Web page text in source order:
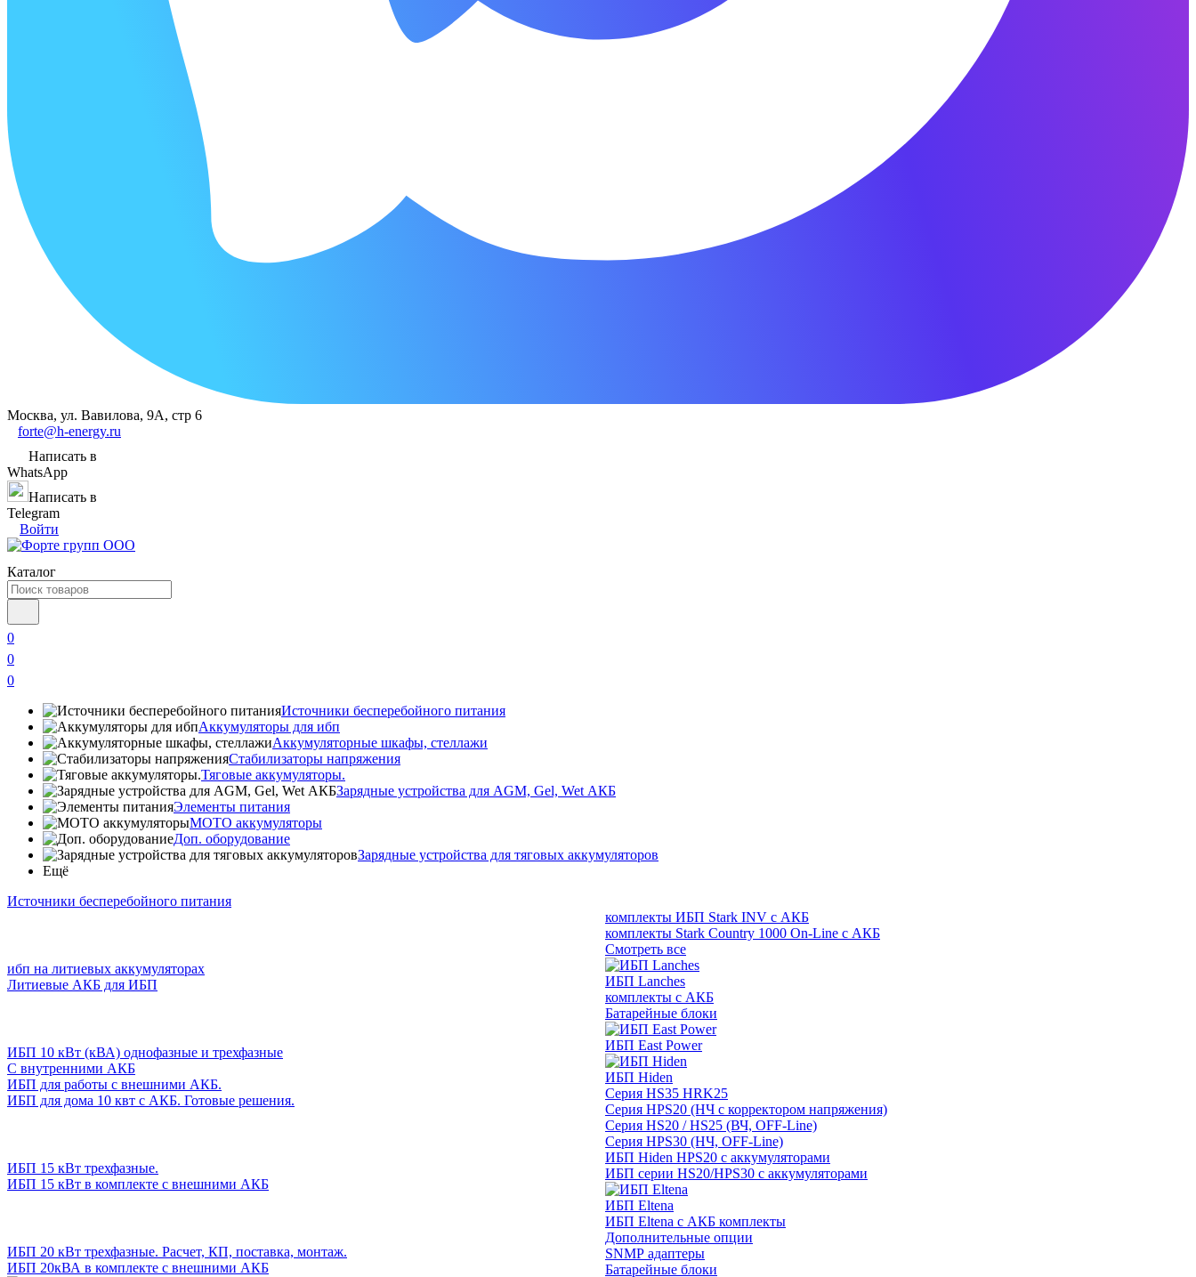
Москва, ул. Вавилова, 9А, стр 6
forte@h-energy.ru
Написать в
WhatsApp
Написать в
Telegram
Войти
Каталог
0
0
0
Источники бесперебойного питания
Аккумуляторы для ибп
Аккумуляторные шкафы, стеллажи
Стабилизаторы напряжения
Тяговые аккумуляторы.
Зарядные устройства для AGM, Gel, Wet АКБ
Элементы питания
МОТО аккумуляторы
Доп. оборудование
Зарядные устройства для тяговых аккумуляторов
Ещё
Источники бесперебойного питания
ибп на литиевых аккумуляторах
Литиевые АКБ для ИБП
ИБП 10 кВт (кВА) однофазные и трехфазные
С внутренними АКБ
ИБП для работы с внешними АКБ.
ИБП для дома 10 квт с АКБ. Готовые решения.
ИБП 15 кВт трехфазные.
ИБП 15 кВт в комплекте с внешними АКБ
ИБП 20 кВт трехфазные. Расчет, КП, поставка, монтаж.
ИБП 20кВА в комплекте с внешними АКБ
комплекты ИБП Stark INV с АКБ
комплекты Stark Country 1000 On-Line с АКБ
Смотреть все
ИБП Lanches
комплекты с АКБ
Батарейные блоки
ИБП East Power
ИБП Hiden
Серия HS35 HRK25
Серия HPS20 (НЧ с корректором напряжения)
Серия HS20 / HS25 (ВЧ, OFF-Line)
Серия HPS30 (НЧ, OFF-Line)
ИБП Hiden HPS20 с аккумуляторами
ИБП серии HS20/HPS30 с аккумуляторами
ИБП Eltena
ИБП Eltena с АКБ комплекты
Дополнительные опции
SNMP адаптеры
Батарейные блоки